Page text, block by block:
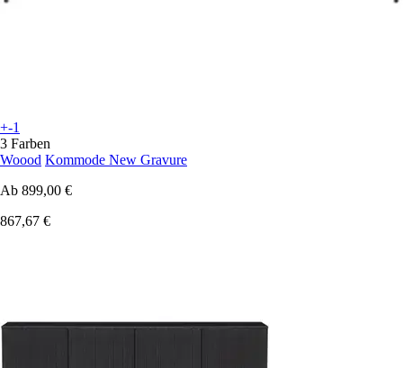
+-1
3 Farben
Woood Kommode New Gravure
Ab 899,00 €
867,67 €